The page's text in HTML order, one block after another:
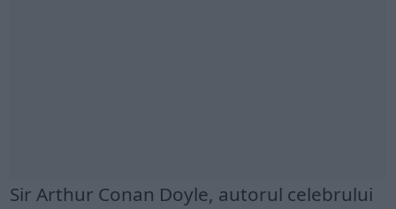
Sir Arthur Conan Doyle, autorul celebrului